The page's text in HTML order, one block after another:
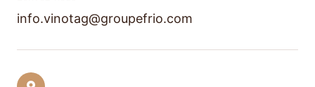
info.vinotag@groupefrio.com